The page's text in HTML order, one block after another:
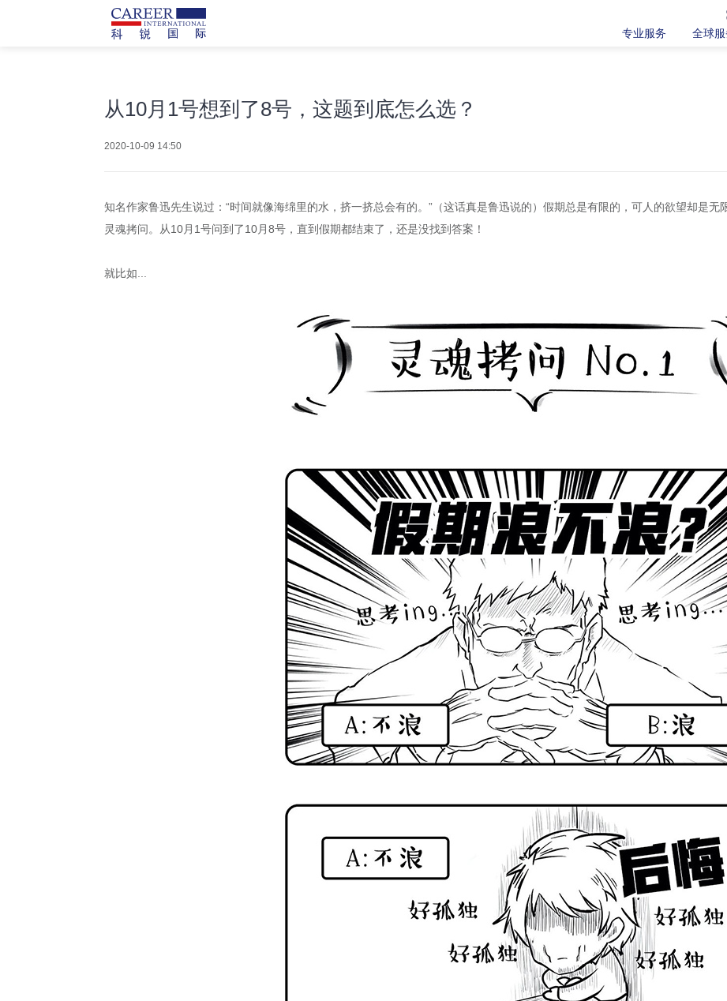
专业服务
全球服
从10月1号想到了8号，这题到底怎么选？
2020-10-09 14:50
知名作家鲁迅先生说过：“时间就像海绵里的水，挤一挤总会有的。”（这话真是鲁迅说的）假期总是有限的，可人的欲望却是
灵魂拷问。从10月1号问到了10月8号，直到假期都结束了，还是没找到答案！
就比如...